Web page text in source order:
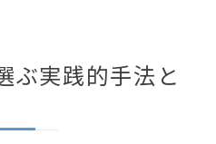
ぶ実践的手法と